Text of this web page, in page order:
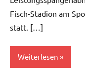
Fisch-Stadion am
statt. […]
Weiterlesen